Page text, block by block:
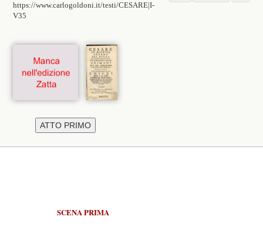
https://www.carlogoldoni.it/testi/CESARE|I-
V35
SCENA PRIMA